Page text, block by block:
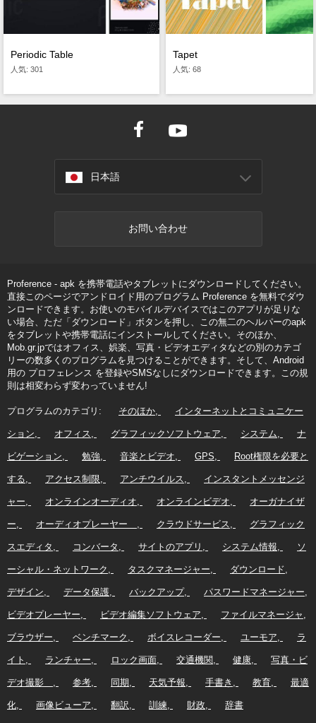
Periodic Table
人気: 301
Tapet
人気: 68
日本語
お問い合わせ
Proference - apk を携帯電話やタブレットにダウンロードしてください。
直接このページでアンドロイド用のプログラム Proference を無料でダウ
ンロードできます。お使いのモバイルデバイスではこのアプリが足りな
い場合、ただ「ダウンロード」ボタンを押し、この無二のヘルパーのapk
をタブレットや携帯電話にインストールしてください。そのほか、
Mob.gr.jpではオフィス、娯楽、写真・ビデオエディタなどの別のカテゴ
リーの数多くのプログラムを見つけることができます。そして、Android
用の プロフェレンス を登録やSMSなしにダウンロードできます。この規
則は相変わらず変わっていません!
プログラムのカテゴリ: そのほか インターネットとコミュニケー
ション オフィス グラフィックソフトウェア システム ナ
ビゲーション 勉強 音楽とビデオ GPS Root権限を必要と
する アクセス制限 アンチウイルス インスタントメッセンジ
ャー オンラインオーディオ オンラインビデオ オーガナイザ
ー オーディオプレーヤー クラウドサービス グラフィック
スエディタ コンバータ サイトのアプリ システム情報 ソ
ーシャル・ネットワーク タスクマネージャー ダウンロード
デザイン データ保護 バックアップ パスワードマネージャー
ビデオプレーヤー ビデオ編集ソフトウェア ファイルマネージャ
ブラウザー ベンチマーク ボイスレコーダー ユーモア ラ
イト ランチャー ロック画面 交通機関 健康 写真・ビ
デオ撮影 参考 同期 天気予報 手書き 教育 最適
化 画像ビューア 翻訳 訓練 財政 辞書